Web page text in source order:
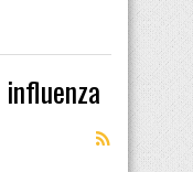
influenza